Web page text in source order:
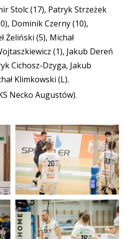
Stolc (17), Patryk Strzeżek
Dominik Czerny (10),
Żeliński (5), Michał
(1), Jakub Dereń
Cichosz-Dzyga, Jakub
Klimkowski (L).
Necko Augustów).